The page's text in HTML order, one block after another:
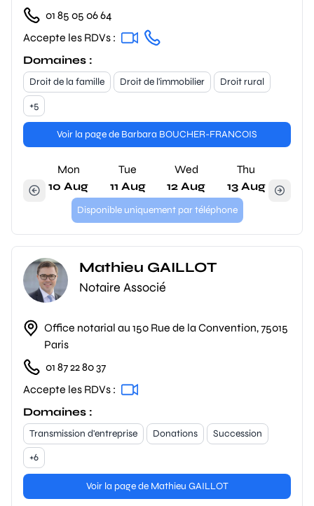
01 85 05 06 64
Accepte les RDVs :
Domaines :
Droit de la famille Droit de l'immobilier
Droit rural
+5
Voir la page de Barbara BOUCHER-FRANCOIS
Mon
10 Aug
Tue
11 Aug
Wed
12 Aug
Thu
13 Aug
Disponible uniquement par téléphone
Mathieu GAILLOT
Notaire Associé
Office notarial au 150 Rue de la Convention, 75015
Paris
01 87 22 80 37
Accepte les RDVs :
Domaines :
Transmission d'entreprise Donations
Succession
+6
Voir la page de Mathieu GAILLOT